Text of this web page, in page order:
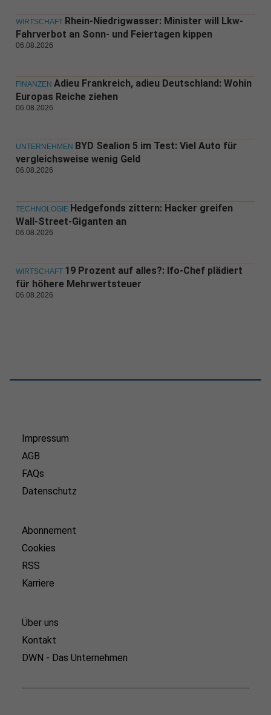
WIRTSCHAFT Rhein-Niedrigwasser: Minister will Lkw-
Fahrverbot an Sonn- und Feiertagen kippen
06.08.2026
FINANZEN Adieu Frankreich, adieu Deutschland: Wohin
Europas Reiche ziehen
06.08.2026
UNTERNEHMEN BYD Sealion 5 im Test: Viel Auto für
vergleichsweise wenig Geld
06.08.2026
TECHNOLOGIE Hedgefonds zittern: Hacker greifen
Wall-Street-Giganten an
06.08.2026
WIRTSCHAFT 19 Prozent auf alles?: Ifo-Chef plädiert
für höhere Mehrwertsteuer
06.08.2026
Impressum
AGB
FAQs
Datenschutz
Abonnement
Cookies
RSS
Karriere
Über uns
Kontakt
DWN - Das Unternehmen